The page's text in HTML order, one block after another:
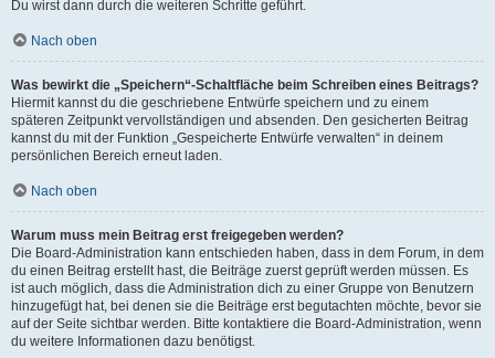
Du wirst dann durch die weiteren Schritte geführt.
Nach oben
Was bewirkt die „Speichern“-Schaltfläche beim Schreiben eines Beitrags?
Hiermit kannst du die geschriebene Entwürfe speichern und zu einem
späteren Zeitpunkt vervollständigen und absenden. Den gesicherten Beitrag
kannst du mit der Funktion „Gespeicherte Entwürfe verwalten“ in deinem
persönlichen Bereich erneut laden.
Nach oben
Warum muss mein Beitrag erst freigegeben werden?
Die Board-Administration kann entschieden haben, dass in dem Forum, in dem
du einen Beitrag erstellt hast, die Beiträge zuerst geprüft werden müssen. Es
ist auch möglich, dass die Administration dich zu einer Gruppe von Benutzern
hinzugefügt hat, bei denen sie die Beiträge erst begutachten möchte, bevor sie
auf der Seite sichtbar werden. Bitte kontaktiere die Board-Administration, wenn
du weitere Informationen dazu benötigst.